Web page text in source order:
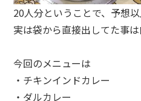
20人分ということで、予想
実は袋から直接出してた事
今回のメニューは
・チキンインドカレー
・ダルカレー